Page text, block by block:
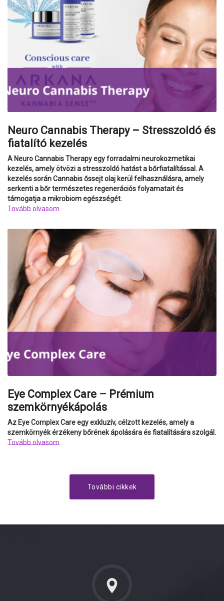
Neuro Cannabis Therapy – Stresszoldó és
fiatalító kezelés
A Neuro Cannabis Therapy egy forradalmi neurokozmetikai
kezelés, amely ötvözi a stresszoldó hatást a bőrfiatalítással. A
kezelés során Cannabis őssejt olaj kerül felhasználásra, amely
serkenti a bőr természetes regenerációs folyamatait és
támogatja a mikrobiom egészségét.
Tovább olvasom
Eye Complex Care – Prémium
szemkörnyékápolás
Az Eye Complex Care egy exkluzív, célzott kezelés, amely a
szemkörnyék érzékeny bőrének ápolására és fiatalítására szolgál.
Tovább olvasom
További cikkek